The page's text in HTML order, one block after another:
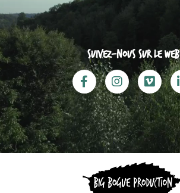
Suivez-nous sur le web